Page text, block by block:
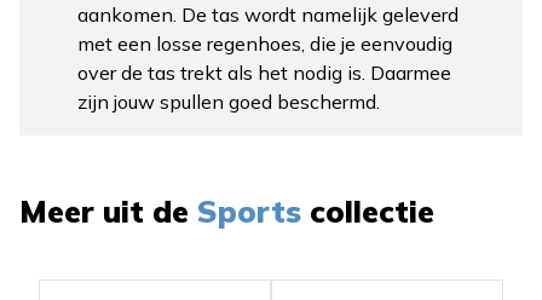
aankomen. De tas wordt namelijk geleverd
met een losse regenhoes, die je eenvoudig
over de tas trekt als het nodig is. Daarmee
zijn jouw spullen goed beschermd.
Meer uit de Sports collectie